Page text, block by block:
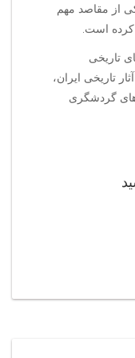
از مقاصد مهم
است.
تاریخی
تاریخی ایران،
گردشگری